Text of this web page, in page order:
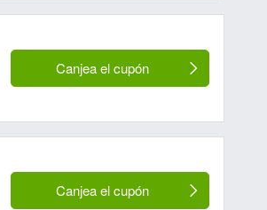
Canjea el cupón
Canjea el cupón